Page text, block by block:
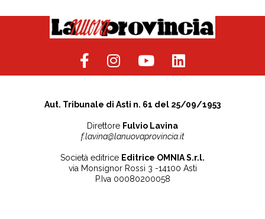
Aut. Tribunale di Asti n. 61 del 25/09/1953
Direttore Fulvio Lavina
f.lavina@lanuovaprovincia.it
Società editrice Editrice OMNIA S.r.l.
via Monsignor Rossi 3 -14100 Asti
P.Iva 00080200058